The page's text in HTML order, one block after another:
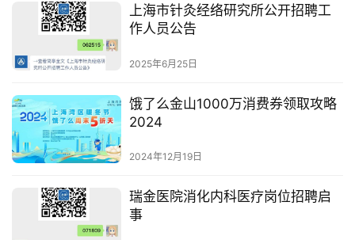
上海市针灸经络研究所公开招聘工
作人员公告
2025年6月25日
饿了么金山1000万消费券领取攻略
2024
2024年12月19日
瑞金医院消化内科医疗岗位招聘启
事